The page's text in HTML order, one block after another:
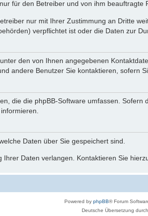
für den Betreiber und von ihm beauftragte
nur mit Ihrer Zustimmung an Dritte
verpflichtet ist oder die Daten zur
den von Ihnen angegebenen
andere Benutzer Sie kontaktieren, sofern
die die phpBB-Software umfassen.
Daten über Sie gespeichert sind.
Daten verlangen. Kontaktieren Sie
Powered by phpBB® Forum
Deutsche Übersetzung durch